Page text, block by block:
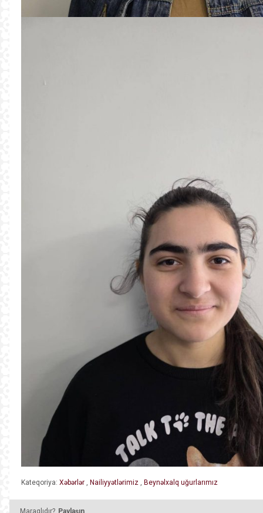
Kateqoriya: Xəbərlər Nailiyyətlərimiz Beynəlxalq uğurlarımız
Maraqlıdır? Paylaşın